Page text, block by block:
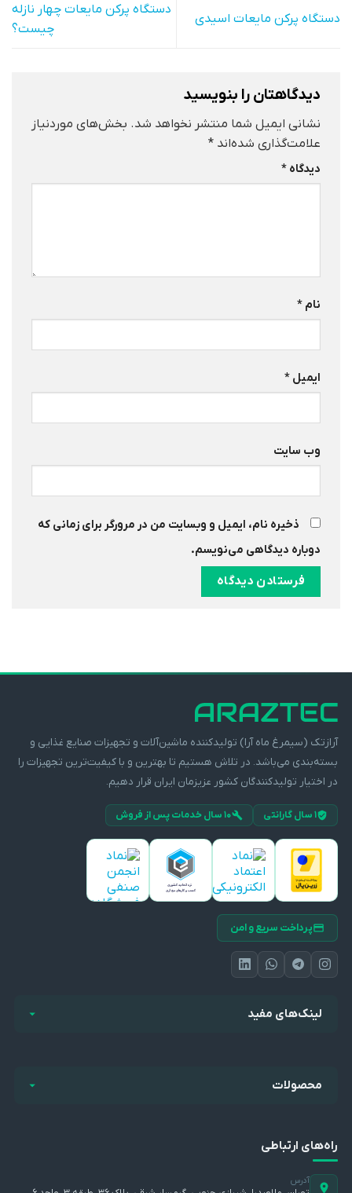
دستگاه پرکن مایعات اسیدی
دستگاه پرکن مایعات چهار نازله
چیست؟
دیدگاهتان را بنویسید
نشانی ایمیل شما منتشر نخواهد شد. بخش‌های موردنیاز
علامت‌گذاری شده‌اند *
دیدگاه *
نام *
ایمیل *
وب‌ سایت
ذخیره نام، ایمیل و وبسایت من در مرورگر برای زمانی که
دوباره دیدگاهی می‌نویسم.
آرازتک (سیمرغ ماه آرا) تولیدکننده ماشین‌آلات و تجهیزات صنایع غذایی و
بسته‌بندی می‌باشد. در تلاش هستیم تا بهترین و با کیفیت‌ترین تجهیزات را
در اختیار تولیدکنندگان کشور عزیزمان ایران قرار دهیم.
۱ سال گارانتی ۱۰ سال خدمات پس از فروش
پرداخت سریع و امن
لینک‌های مفید
محصولات
راه‌های ارتباطی
آدرس